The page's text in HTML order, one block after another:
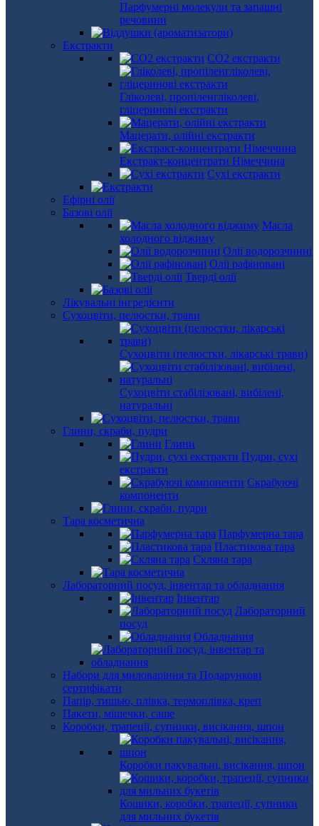
Парфумерні молекули та запашні
речовини
Екстракти
СО2 екстракти
Гліколеві, пропіленгліколеві,
гліцеринові екстракти
Мацерати, олійні екстракти
Екстракт-концентрати Німеччина
Сухі екстракти
Ефірні олії
Базові олії
Масла
холодного віджиму
Олії водорозчинні
Олії рафіновані
Тверді олії
Лікувальні інгредієнти
Сухоцвіти, пелюстки, трави
Сухоцвіти (пелюстки, лікарські трави)
Сухоцвіти стабілізовані, вибілені,
натуральні
Глини, скраби, пудри
Глини
Пудри, сухі
екстракти
Скрабуючі
компоненти
Тара косметична
Парфумерна тара
Пластикова тара
Скляна тара
Лабораторний посуд, інвентар та обладнання
Інвентар
Лабораторний
посуд
Обладнання
Набори для миловаріння та Подарункові
сертифікати
Папір, тишью, плівка, термоплівка, креп
Пакети, мішечки, саше
Коробки, трапеції, супники, висікання, шпон
Коробки пакувальні, висікання, шпон
Кошики, коробки, трапеції, супники
для мильних букетів